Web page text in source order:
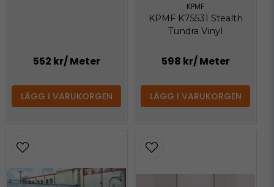
552 kr/ Meter
LÄGG I VARUKORGEN
KPMF
KPMF K75531 Stealth
Tundra Vinyl
598 kr/ Meter
LÄGG I VARUKORGEN